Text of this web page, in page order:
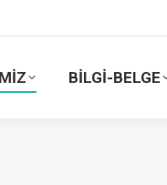
BİLGİ-BELGE